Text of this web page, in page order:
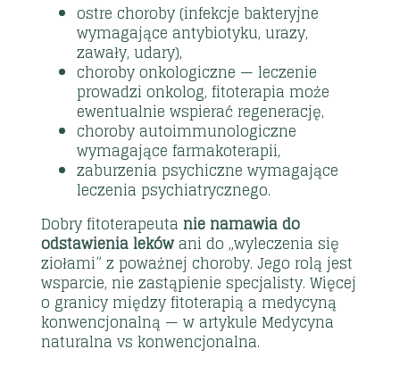
ostre choroby (infekcje bakteryjne
wymagające antybiotyku, urazy,
zawały, udary),
choroby onkologiczne — leczenie
prowadzi onkolog, fitoterapia może
ewentualnie wspierać regenerację,
choroby autoimmunologiczne
wymagające farmakoterapii,
zaburzenia psychiczne wymagające
leczenia psychiatrycznego.
Dobry fitoterapeuta nie namawia do
odstawienia leków ani do „wyleczenia się
ziołami” z poważnej choroby. Jego rolą jest
wsparcie, nie zastąpienie specjalisty. Więcej
o granicy między fitoterapią a medycyną
konwencjonalną — w artykule Medycyna
naturalna vs konwencjonalna.